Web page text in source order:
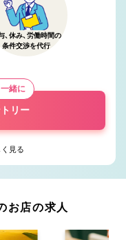
、休み、労働時間の
条件交渉を代行
緒に
リー
見る
お店の求人